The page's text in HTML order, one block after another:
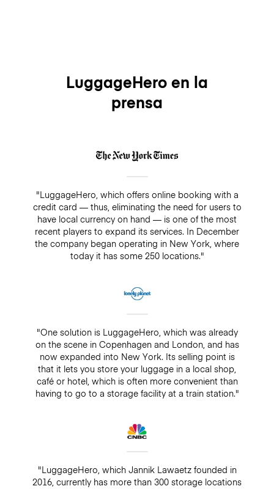
LuggageHero en la
prensa
"LuggageHero, which offers online booking with a
credit card — thus, eliminating the need for users to
have local currency on hand — is one of the most
recent players to expand its services. In December
the company began operating in New York, where
today it has some 250 locations."
"One solution is LuggageHero, which was already
on the scene in Copenhagen and London, and has
now expanded into New York. Its selling point is
that it lets you store your luggage in a local shop,
café or hotel, which is often more convenient than
having to go to a storage facility at a train station."
"LuggageHero, which Jannik Lawaetz founded in
2016, currently has more than 300 storage locations